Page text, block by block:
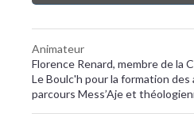
Animateur
Florence Renard, membre de la
Le Boulc'h pour la formation des
parcours Mess’Aje et